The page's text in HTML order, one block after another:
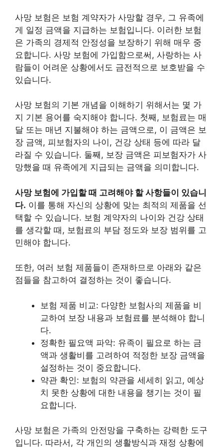
사망 보험은 보험 계약자가 사망할 경우, 그 유족에
게 일정 금액을 지급하는 보험입니다. 이러한 보험
은 가족의 경제적 안정성을 보장하기 위해 매우 중
요합니다. 사망 보험에 가입함으로써, 사랑하는 사
람들이 어려운 상황에서도 금전적으로 보호받을 수
있습니다.
사망 보험의 기본 개념을 이해하기 위해서는 몇 가
지 기본 용어를 숙지해야 합니다. 첫째, 보험료는 매
달 또는 매년 지불해야 하는 금액으로, 이 금액은 보
장 금액, 피보험자의 나이, 건강 상태 등에 따라 달
라질 수 있습니다. 둘째, 보장 금액은 피보험자가 사
망했을 때 유족에게 지급되는 금액을 의미합니다.
사망 보험에 가입할 때 고려해야 할 사항들이 있습니
다. 이를 통해 자신의 상황에 맞는 최적의 제품을 선
택할 수 있습니다. 보험 계약자의 나이와 건강 상태
를 생각할 때, 보험료의 부담 정도와 보장 범위를 고
민해야 합니다.
또한, 여러 보험 제품들이 존재하므로 아래와 같은
점들을 참고하여 결정하는 것이 좋습니다.
보험 제품 비교: 다양한 보험사의 제품을 비
교하여 보장 내용과 보험료를 분석해야 합니
다.
정확한 필요액 파악: 유족이 필요로 하는 금
액과 생활비를 고려하여 적정한 보장 금액을
설정하는 것이 중요합니다.
약관 확인: 보험의 약관을 세세히 읽고, 예상
치 못한 상황에 대한 내용을 챙기는 것이 필
요합니다.
사망 보험은 가족의 안전망을 구축하는 강력한 도구
입니다. 따라서, 각 개인의 생활방식과 재정 상황에